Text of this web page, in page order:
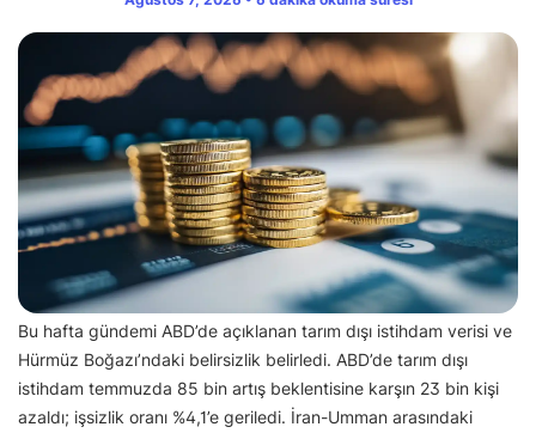
Bu hafta gündemi ABD’de açıklanan tarım dışı istihdam verisi ve
Hürmüz Boğazı’ndaki belirsizlik belirledi. ABD’de tarım dışı
istihdam temmuzda 85 bin artış beklentisine karşın 23 bin kişi
azaldı; işsizlik oranı %4,1’e geriledi. İran-Umman arasındaki